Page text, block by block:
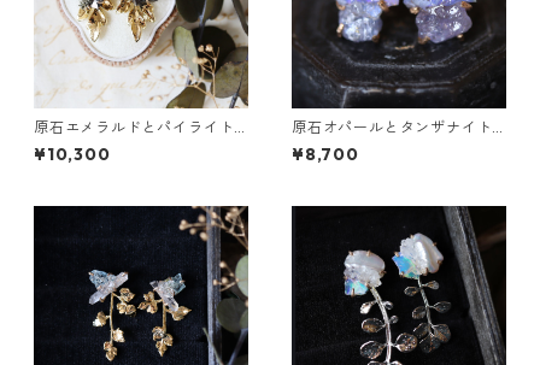
原石エメラルドとパイライト
とクレマチスの葉ピアス
¥10,300
原石オパールとタンザナイト
のピアス
¥8,700